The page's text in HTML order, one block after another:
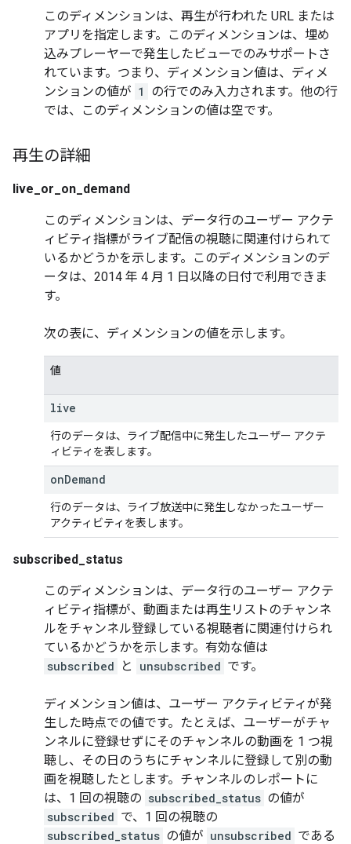
このディメンションは、再生が行われた URL または
アプリを指定します。このディメンションは、埋め
込みプレーヤーで発生したビューでのみサポートさ
れています。つまり、ディメンション値は、ディメ
ンションの値が 1
の行でのみ入力されます。他の行
では、このディメンションの値は空です。
再生の詳細
live_or_on_demand
このディメンションは、データ行のユーザー アクテ
ィビティ指標がライブ配信の視聴に関連付けられて
いるかどうかを示します。このディメンションのデ
ータは、2014 年 4 月 1 日以降の日付で利用できま
す。
次の表に、ディメンションの値を示します。
値
live
行のデータは、ライブ配信中に発生したユーザー アクテ
ィビティを表します。
onDemand
行のデータは、ライブ放送中に発生しなかったユーザー
アクティビティを表します。
subscribed_status
このディメンションは、データ行のユーザー アクテ
ィビティ指標が、動画または再生リストのチャンネ
ルをチャンネル登録している視聴者に関連付けられ
ているかどうかを示します。有効な値は
subscribed
と unsubscribed です。
ディメンション値は、ユーザー アクティビティが発
生した時点での値です。たとえば、ユーザーがチャ
ンネルに登録せずにそのチャンネルの動画を 1 つ視
聴し、その日のうちにチャンネルに登録して別の動
画を視聴したとします。チャンネルのレポートに
は、1 回の視聴の subscribed_status の値が
subscribed で、1 回の視聴の
subscribed_status の値が unsubscribed である